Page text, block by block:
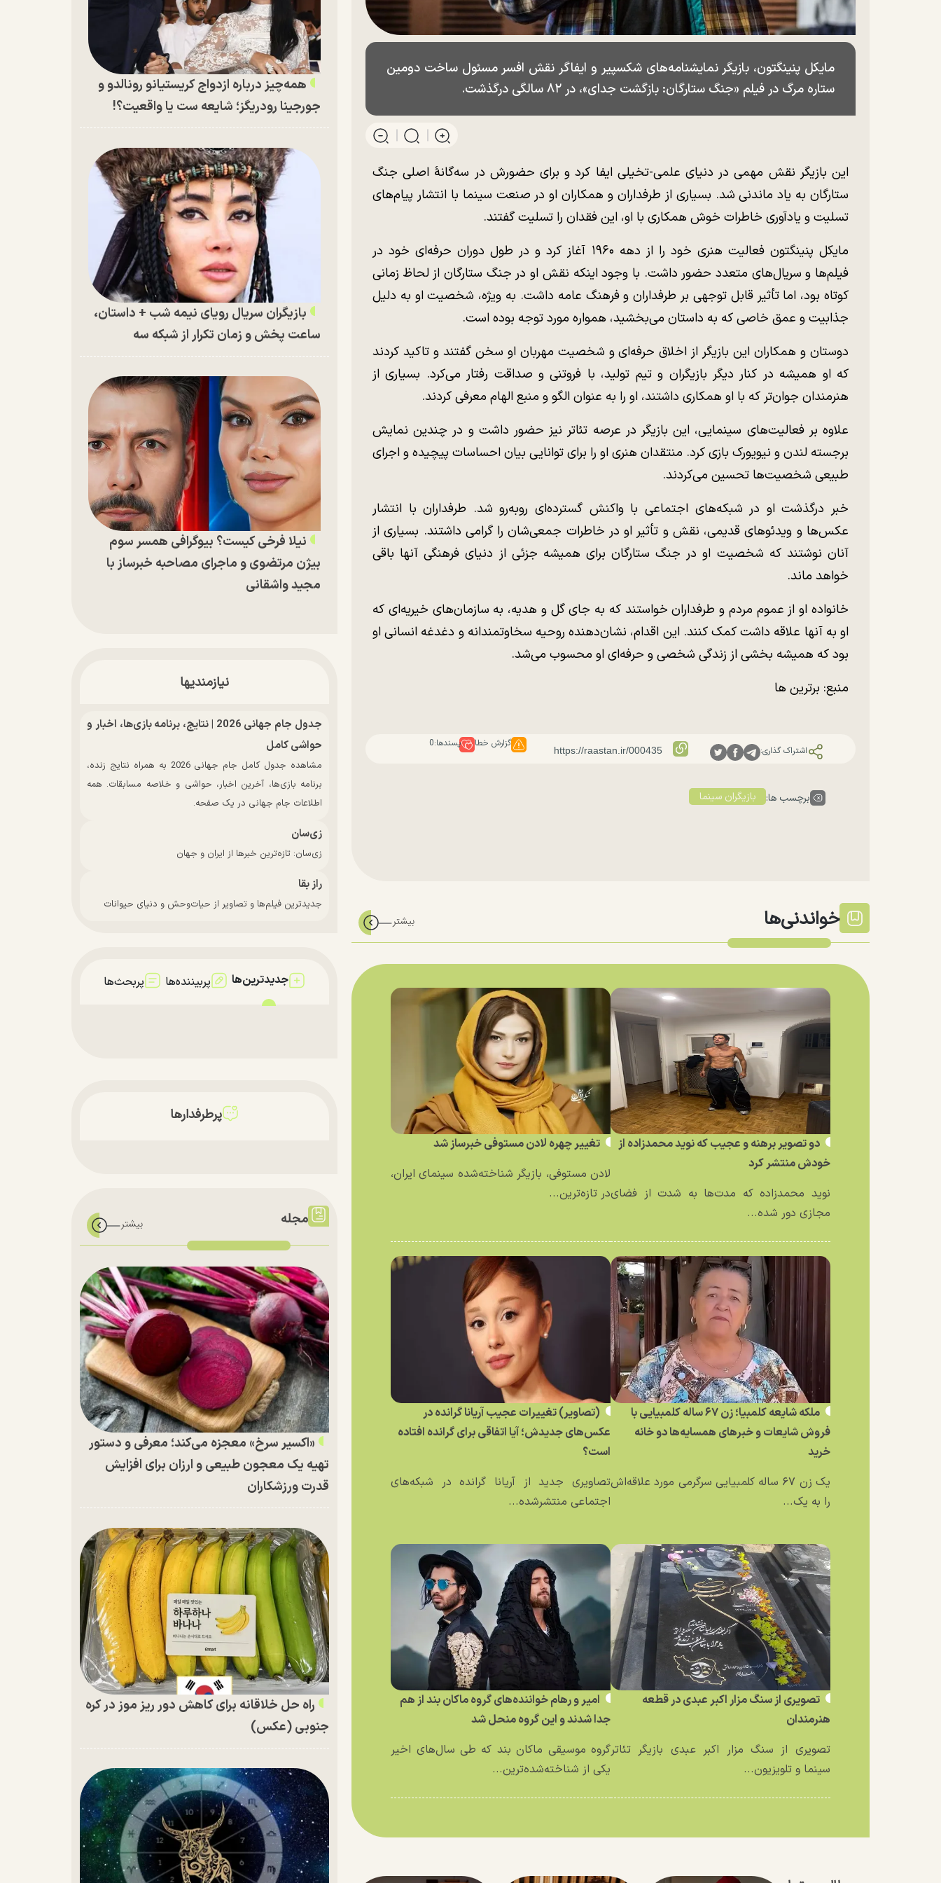
مایکل پنینگتون، بازیگر نمایشنامه‌های شکسپیر و ایفاگر نقش افسر مسئول ساخت دومین
ستاره مرگ در فیلم «جنگ ستارگان: بازگشت جدای»، در ۸۲ سالگی درگذشت.
این بازیگر نقش مهمی در دنیای علمی-تخیلی ایفا کرد و برای حضورش در سه‌گانهٔ اصلی جنگ
ستارگان به یاد ماندنی شد. بسیاری از طرفداران و همکاران او در صنعت سینما با انتشار پیام‌های
تسلیت و یادآوری خاطرات خوش همکاری با او، این فقدان را تسلیت گفتند.
مایکل پنینگتون فعالیت هنری خود را از دهه ۱۹۶۰ آغاز کرد و در طول دوران حرفه‌ای خود در
فیلم‌ها و سریال‌های متعدد حضور داشت. با وجود اینکه نقش او در جنگ ستارگان از لحاظ زمانی
کوتاه بود، اما تأثیر قابل توجهی بر طرفداران و فرهنگ عامه داشت. به ویژه، شخصیت او به دلیل
جذابیت و عمق خاصی که به داستان می‌بخشید، همواره مورد توجه بوده است.
دوستان و همکاران این بازیگر از اخلاق حرفه‌ای و شخصیت مهربان او سخن گفتند و تاکید کردند
که او همیشه در کنار دیگر بازیگران و تیم تولید، با فروتنی و صداقت رفتار می‌کرد. بسیاری از
هنرمندان جوان‌تر که با او همکاری داشتند، او را به عنوان الگو و منبع الهام معرفی کردند.
علاوه بر فعالیت‌های سینمایی، این بازیگر در عرصه تئاتر نیز حضور داشت و در چندین نمایش
برجسته لندن و نیویورک بازی کرد. منتقدان هنری او را برای توانایی بیان احساسات پیچیده و اجرای
طبیعی شخصیت‌ها تحسین می‌کردند.
خبر درگذشت او در شبکه‌های اجتماعی با واکنش گسترده‌ای روبه‌رو شد. طرفداران با انتشار
عکس‌ها و ویدئو‌های قدیمی، نقش و تأثیر او در خاطرات جمعی‌شان را گرامی داشتند. بسیاری از
آنان نوشتند که شخصیت او در جنگ ستارگان برای همیشه جزئی از دنیای فرهنگی آنها باقی
خواهد ماند.
خانواده او از عموم مردم و طرفداران خواستند که به جای گل و هدیه، به سازمان‌های خیریه‌ای که
او به آنها علاقه داشت کمک کنند. این اقدام، نشان‌دهنده روحیه سخاوتمندانه و دغدغه انسانی او
بود که همیشه بخشی از زندگی شخصی و حرفه‌ای او محسوب می‌شد.
منبع: برترین ها
اشتراک گذاری:
گزارش خطا پسندها:0
برچسب ها: بازیگران سینما
خواندنی‌ها
دو تصویر برهنه و عجیب که نوید محمدزاده از
خودش منتشر کرد
نوید محمدزاده که مدت‌ها به شدت از فضای
مجازی دور شده...
تغییر چهره لادن مستوفی خبرساز شد
لادن مستوفی، بازیگر شناخته‌شده سینمای ایران،
در تازه‌ترین...
ملکه شایعه کلمبیا؛ زن ۶۷ ساله کلمبیایی با
فروش شایعات و خبر‌های همسایه‌ها دو خانه
خرید
یک زن ۶۷ ساله کلمبیایی سرگرمی مورد علاقه‌اش
را به یک...
(تصاویر) تغییرات عجیب آریانا گرانده در
عکس‌های جدیدش؛ آیا اتفاقی برای گرانده افتاده
است؟
تصاویری جدید از آریانا گرانده در شبکه‌های
اجتماعی منتشرشده...
تصویری از سنگ مزار اکبر عبدی در قطعه
هنرمندان
تصویری از سنگ مزار اکبر عبدی بازیگر تئاتر
سینما و تلویزیون...
امیر و رهام خواننده‌های گروه ماکان بند از هم
جدا شدند و این گروه منحل شد
گروه موسیقی ماکان بند که طی سال‌های اخیر
یکی از شناخته‌شده‌ترین...
همه‌چیز درباره ازدواج کریستیانو رونالدو و
جورجینا رودریگز؛ شایعه ست یا واقعیت؟!
بازیگران سریال رویای نیمه شب + داستان،
ساعت پخش و زمان تکرار از شبکه سه
نیلا فرخی کیست؟ بیوگرافی همسر سوم
بیژن مرتضوی و ماجرای مصاحبه خبرساز با
مجید واشقانی
نیازمندیها
جدول جام جهانی 2026 | نتایج، برنامه بازی‌ها، اخبار و
حواشی کامل
مشاهده جدول کامل جام جهانی 2026 به همراه نتایج زنده،
برنامه بازی‌ها، آخرین اخبار، حواشی و خلاصه مسابقات. همه
اطلاعات جام جهانی در یک صفحه.
زی‌سان
زی‌سان: تازه‌ترین خبرها از ایران و جهان
راز بقا
جدیدترین فیلم‌ها و تصاویر از حیات‌وحش و دنیای حیوانات
جدیدترین‌ها پربیننده‌ها پربحث‌ها
پرطرفدارها
مجله
«اکسیر سرخ» معجزه می‌کند؛ معرفی و دستور
تهیه یک معجون طبیعی و ارزان برای افزایش
قدرت ورزشکاران
راه حل خلاقانه برای کاهش دور ریز موز در کره
جنوبی (عکس)